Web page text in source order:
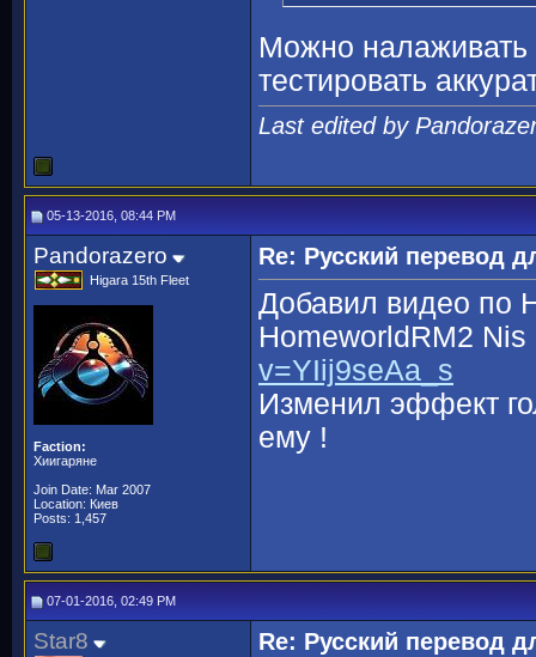
Можно
тестировать
Last edited by
05-13-2016, 08:44 PM
Pandorazero
Higara 15th Fleet
Faction:
Хиигаряне
Join Date: Mar 2007
Location: Киев
Posts: 1,457
Re: Русский перевод
Добавил видео по
HomeworldRM2
v=YIij9seAa_s
Изменил эффект
ему !
07-01-2016, 02:49 PM
Star8 Re: Русский перевод